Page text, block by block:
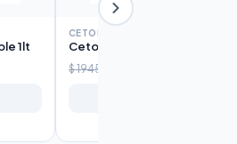
1lt
CETOL
Cetol Classic Satinado
$ 19451,53